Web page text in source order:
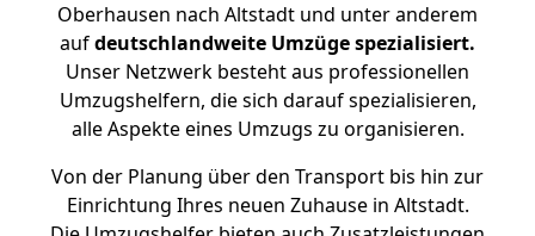
Oberhausen nach Altstadt und unter anderem
aufdeutschlandweite Umzüge spezialisiert.
Unser Netzwerk besteht aus professionellen
Umzugshelfern, die sich darauf spezialisieren,
alle Aspekte eines Umzugs zu organisieren.
Von der Planung über den Transport bis hin zur
Einrichtung Ihres neuen Zuhause in Altstadt.